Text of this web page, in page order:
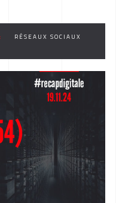
RÉSEAUX SOCIAUX